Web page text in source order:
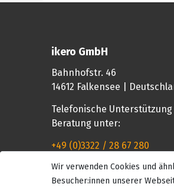
ikero GmbH
Bahnhofstr. 46
14612 Falkensee |
Telefonische Unterstützung
Beratung unter:
+49 (0)3322 / 28 67 280
Mo-Fr, 08:00 - 16:00 Uhr
Wir verwenden Cookies und
Besucher:innen unserer